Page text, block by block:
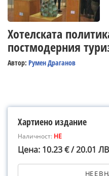
Хотелската
постмодерния
Автор: Румен Драганов
Хартиено издание
Наличност: НЕ
Цена: 10.23 € / 20.01
НЕ Е В